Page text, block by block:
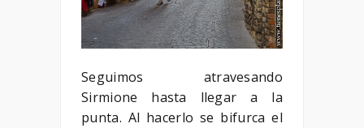
Seguimos atravesando
Sirmione hasta llegar a la
punta. Al hacerlo se bifurca el